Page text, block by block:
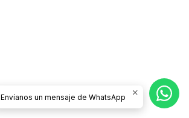
Envíanos un mensaje de WhatsApp